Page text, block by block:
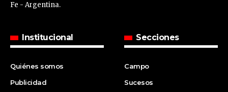
Fe - Argentina.
Institucional
Quiénes somos
Publicidad
Secciones
Campo
Sucesos